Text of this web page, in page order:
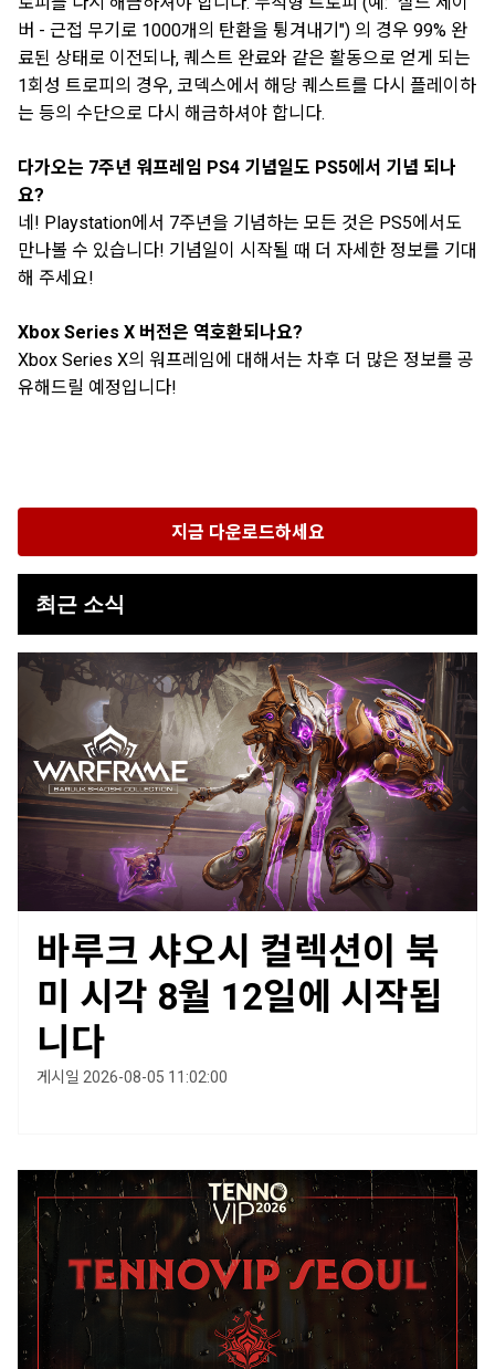
버 - 근접 무기로 1000개의 탄환을 튕겨내기") 의 경우 99% 완
료된 상태로 이전되나, 퀘스트 완료와 같은 활동으로 얻게 되는
1회성 트로피의 경우, 코덱스에서 해당 퀘스트를 다시 플레이하
는 등의 수단으로 다시 해금하셔야 합니다.
다가오는 7주년 워프레임 PS4 기념일도 PS5에서 기념 되나
요?
네! Playstation에서 7주년을 기념하는 모든 것은 PS5에서도
만나볼 수 있습니다! 기념일이 시작될 때 더 자세한 정보를 기대
해 주세요!
Xbox Series X 버전은 역호환되나요?
Xbox Series X의 워프레임에 대해서는 차후 더 많은 정보를 공
유해드릴 예정입니다!
지금 다운로드하세요
최근 소식
바루크 샤오시 컬렉션이 북
미 시각 8월 12일에 시작됩
니다
게시일 2026-08-05 11:02:00